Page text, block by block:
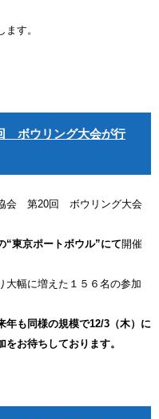
す。
ボウリング大会が行
会 第20回 ボウリング大会
“東京ポートボウル”にて開催
大幅に増えた１５６名の参加
年も同様の規模で12/3（木）に
お待ちしております。